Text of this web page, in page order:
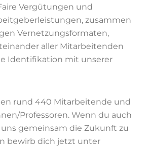
Vergütungen und
zusammen
Vernetzungsformaten,
aller Mitarbeitenden
Identifikation mit unserer
rund 440 Mitarbeitende und
Professoren. Wenn du auch
gemeinsam die Zukunft zu
bewirb dich jetzt unter